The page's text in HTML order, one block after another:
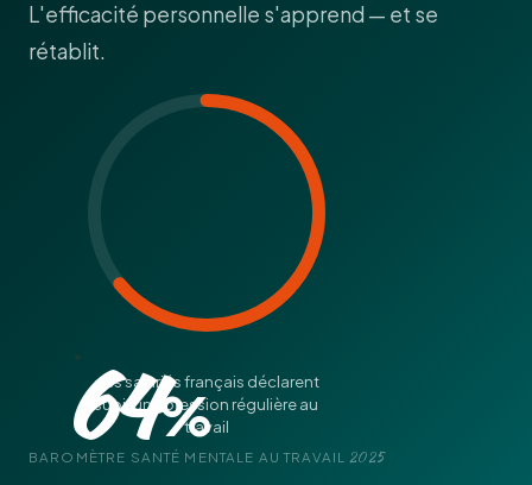
L'efficacité personnelle s'apprend — et se
rétablit.
64%
des salariés français déclarent
subir une pression régulière au
travail
BAROMÈTRE SANTÉ MENTALE AU TRAVAIL 2025